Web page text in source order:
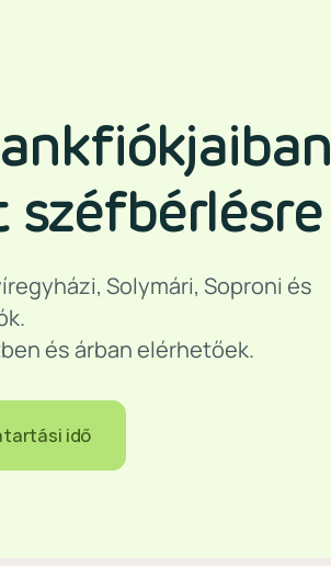
Solymári, Soproni és
és árban elérhetőek.
idő